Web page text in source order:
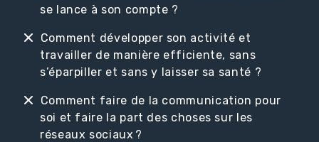
se lance à son compte ?
Comment développer son activité et
travailler de manière efficiente, sans
s’éparpiller et sans y laisser sa santé ?
Comment faire de la communication pour
soi et faire la part des choses sur les
réseaux sociaux ?